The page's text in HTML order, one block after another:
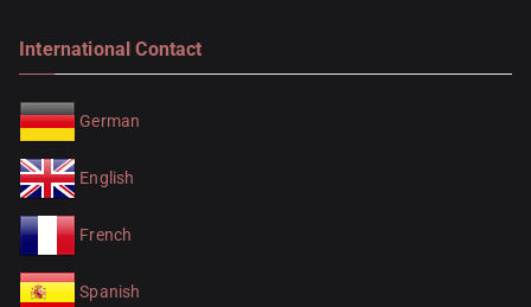
International Contact
German
English
French
Spanish